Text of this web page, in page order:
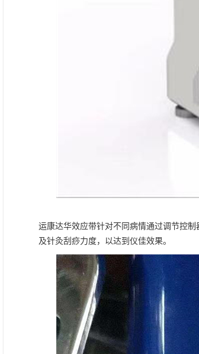
运康达华效应带针对不同病情通过调节控
及针灸刮痧力度，以达到仪佳效果。